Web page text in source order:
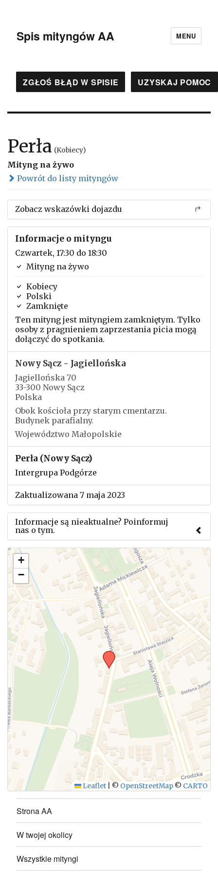
Spis mityngów AA MENU
ZGŁOŚ BŁĄD W SPISIE UZYSKAJ POMOC
Perła (Kobiecy)
Mityng na żywo
Powrót do listy mityngów
Zobacz wskazówki dojazdu
Informacje o mityngu
Czwartek, 17:30 do 18:30
Mityng na żywo
Kobiecy
Polski
Zamknięte
Ten mityng jest mityngiem zamkniętym. Tylko
osoby z pragnieniem zaprzestania picia mogą
dołączyć do spotkania.
Nowy Sącz - Jagiellońska
Jagiellońska 70
33-300 Nowy Sącz
Polska
Obok kościoła przy starym cmentarzu.
Budynek parafialny.
Województwo Małopolskie
Perła (Nowy Sącz)
Intergrupa Podgórze
Zaktualizowana 7 maja 2023
Informacje są nieaktualne? Poinformuj
nas o tym.
Użyj tego formularza aby przesłać informację o
zmianach w powyższym mityngu.
WYŚLIJ
+
−
Leaflet © OpenStreetMap © CARTO
Strona AA
W twojej okolicy
Wszystkie mityngi